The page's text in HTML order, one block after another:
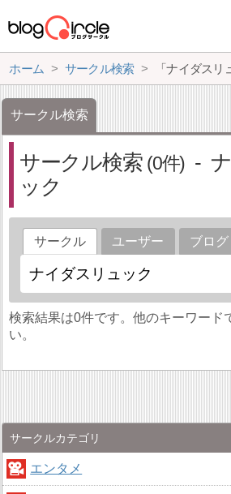
ホーム サークル検索 「ナイダス
サークル検索
サークル検索 0
ック
サークル ユーザー ブログ
検索結果は0件です。他のキーワード
い。
サークルカテゴリ
エンタメ